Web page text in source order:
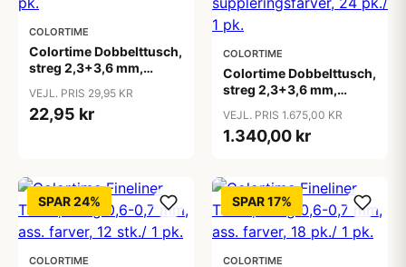
COLORTIME
Colortime Dobbelttusch,
streg 2,3+3,6 mm,
pk.
VEJL. PRIS 29,95 KR
22,95 kr
COLORTIME
Colortime Dobbelttusch,
streg 2,3+3,6 mm,
suppleringsfarver, 24
pk./ 1 pk.
VEJL. PRIS 1.675,00 KR
1.340,00 kr
SPAR 24%
COLORTIME
SPAR 17%
COLORTIME